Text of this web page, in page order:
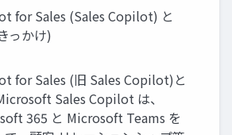
for Sales (Sales Copilot) と
っかけ)
for Sales (旧 Sales Copilot)と
Sales Copilot は、
365 と Microsoft Teams を